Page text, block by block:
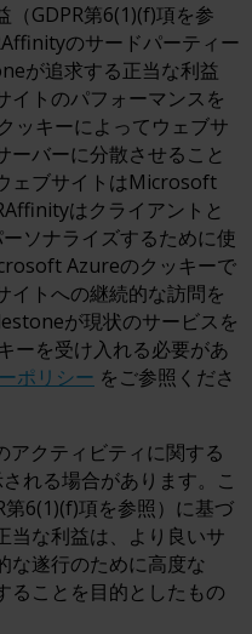
（GDPR第6(1)(f)項を参
のサードパーティー
が追求する正当な利益
イトのパフォーマンスを
ッキーによってウェブサ
ーバーに分散させること
ェブサイトはMicrosoft
はクライアントと
ソナライズするために使
Azureのクッキーで
イトへの継続的な訪問を
が現状のサービスを
ーを受け入れる必要があ
ポリシー をご参照くださ
アクティビティに関する
れる場合があります。こ
6(1)(f)項を参照）に基づ
当な利益は、より良いサ
な遂行のために高度な
ることを目的としたもの